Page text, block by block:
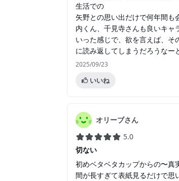
生活での
矢野との思い出だけで何年間
内くん、千見寺さんも良いキャ
いった感じで、欲を言えば、
に読み返してしまうだろうなー
2025/09/23
いいね
オリーブさん
5.0
切ない
初めベタベタカップからの〜真
間が長すぎて表紙見るだけで